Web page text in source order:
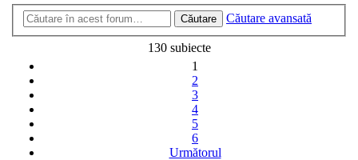
Căutare Căutare avansată
130 subiecte
1
2
3
4
5
6
Următorul